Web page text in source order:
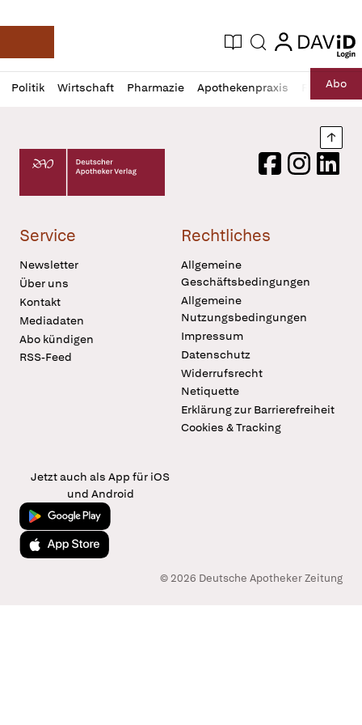
Deutsche Apotheker Zeitung
Aktuelle Ausgabe
Suche login
login
Politik Wirtschaft Pharmazie Apothekenpraxis RechtAbo
Profil
öffnen
Daz
Pur
Deutscher Apotheker Verlag Logo
FacebookInstagram
Service
Newsletter
Über uns
Kontakt
Mediadaten
Abo kündigen
RSS-Feed
Rechtliches
Allgemeine
Geschäftsbedingungen
Allgemeine
Nutzungsbedingungen
Impressum
Datenschutz
Widerrufsrecht
Netiquette
Erklärung zur Barrierefreiheit
Cookies & Tracking
Jetzt auch als App für iOS
und Android
Jetzt bei Google Play
Laden im App Store
© 2026 Deutsche Apotheker Zeitung